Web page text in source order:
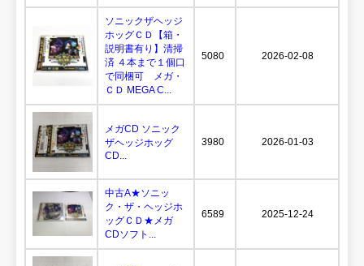
ソニックザヘッジ
ホッグＣＤ【箱・
説明書有り】清掃
済 ４本まで１個口
で同梱可 メガ・
ＣＤ MEGA C...
5080 2026-02-08
メガCD ソニック
ザヘッジホッグ
CD...
3980 2026-01-03
中古A★ソニッ
ク・ザ・ヘッジホ
ッグＣＤ★メガ
CDソフト...
6589 2025-12-24